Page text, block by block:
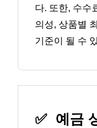
다. 또한, 수수
의성, 상품별
기준이 될 수
✅ 예금